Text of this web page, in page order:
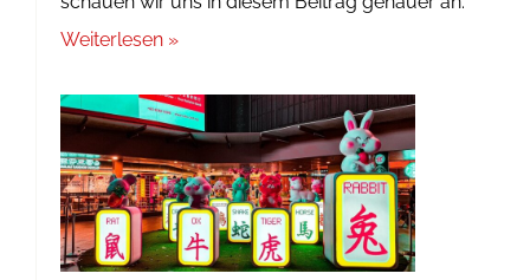
Weiterlesen »